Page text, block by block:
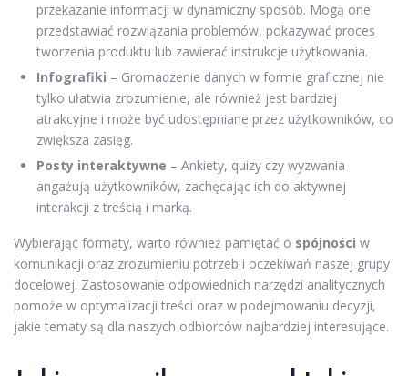
przekazanie informacji w dynamiczny sposób. Mogą one
przedstawiać rozwiązania problemów, pokazywać proces
tworzenia produktu lub zawierać instrukcje użytkowania.
Infografiki – Gromadzenie danych w formie graficznej nie
tylko ułatwia zrozumienie, ale również jest bardziej
atrakcyjne i może być udostępniane przez użytkowników, co
zwiększa zasięg.
Posty interaktywne – Ankiety, quizy czy wyzwania
angażują użytkowników, zachęcając ich do aktywnej
interakcji z treścią i marką.
Wybierając formaty, warto również pamiętać o spójności w
komunikacji oraz zrozumieniu potrzeb i oczekiwań naszej grupy
docelowej. Zastosowanie odpowiednich narzędzi analitycznych
pomoże w optymalizacji treści oraz w podejmowaniu decyzji,
jakie tematy są dla naszych odbiorców najbardziej interesujące.